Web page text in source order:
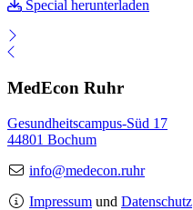
Special herunterladen
MedEcon Ruhr
Gesundheitscampus-Süd 17
44801 Bochum
info@medecon.ruhr
Impressum und Datenschutz